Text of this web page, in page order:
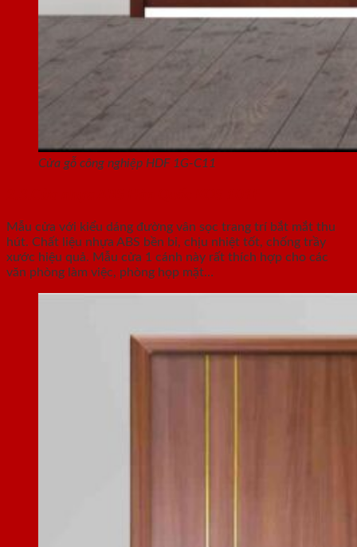
Cửa gỗ công nghiệp HDF 1G-C11
Mẫu cửa với kiểu dáng đường vân sọc trang trí bắt mắt thu
hút. Chất liệu nhựa ABS bền bỉ, chịu nhiệt tốt, chống trầy
xước hiệu quả. Mẫu cửa 1 cánh này rất thích hợp cho các
văn phòng làm việc, phòng họp mặt…